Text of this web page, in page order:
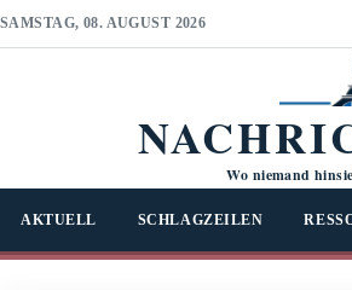
SAMSTAG, 08. AUGUST 2026
Wo niemand
AKTUELL SCHLAGZEILEN